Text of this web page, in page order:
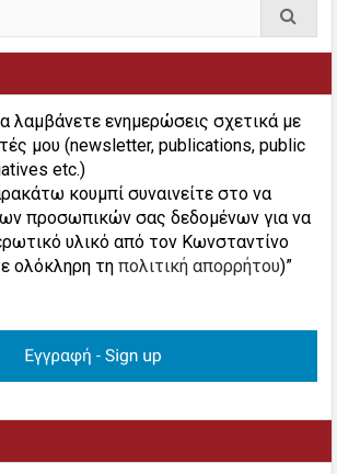
λαμβάνετε ενημερώσεις σχετικά με
μου (newsletter, publications, public
etc.)
κουμπί συναινείτε στο να
προσωπικών σας δεδομένων για να
υλικό από τον Κωνσταντίνο
ολόκληρη τηπολιτική απορρήτου)”